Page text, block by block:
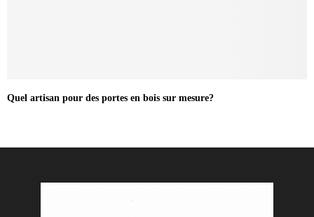
Quel artisan pour des portes en bois sur mesure?